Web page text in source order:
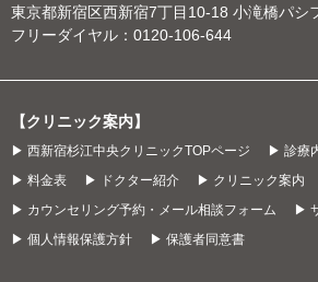
東京都新宿区西新宿7丁目10‐18 小滝橋パシ
フリーダイヤル： 0120-106-644
【クリニック案内】
▶ 西新宿杉江中央クリニックTOPページ ▶ 診療
▶ 料金表
▶ ドクター紹介
▶ クリニック案内
▶ カウンセリング予約・メール相談フォーム
▶
▶ 個人情報保護方針
▶ 保護者同意書